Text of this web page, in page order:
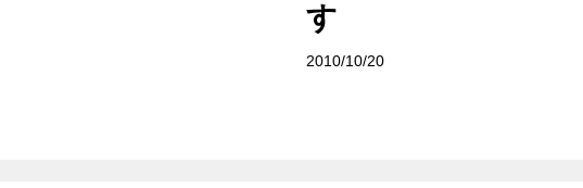
す
2010/10/20